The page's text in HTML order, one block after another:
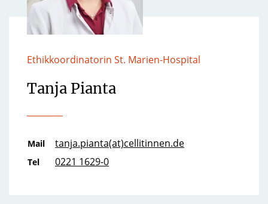
Ethikkoordinatorin St. Marien-Hospital
Tanja Pianta
Mail tanja.pianta(at)cellitinnen.de
Tel 0221 1629-0